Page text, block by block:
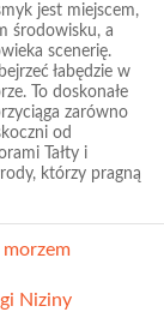
jest miejscem,
środowisku, a
scenerię.
łabędzie w
To doskonałe
zarówno
od
Tałty i
którzy pragną
Niziny